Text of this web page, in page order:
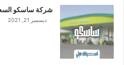
شركة ساسكو
ديسمبر 21, 2021